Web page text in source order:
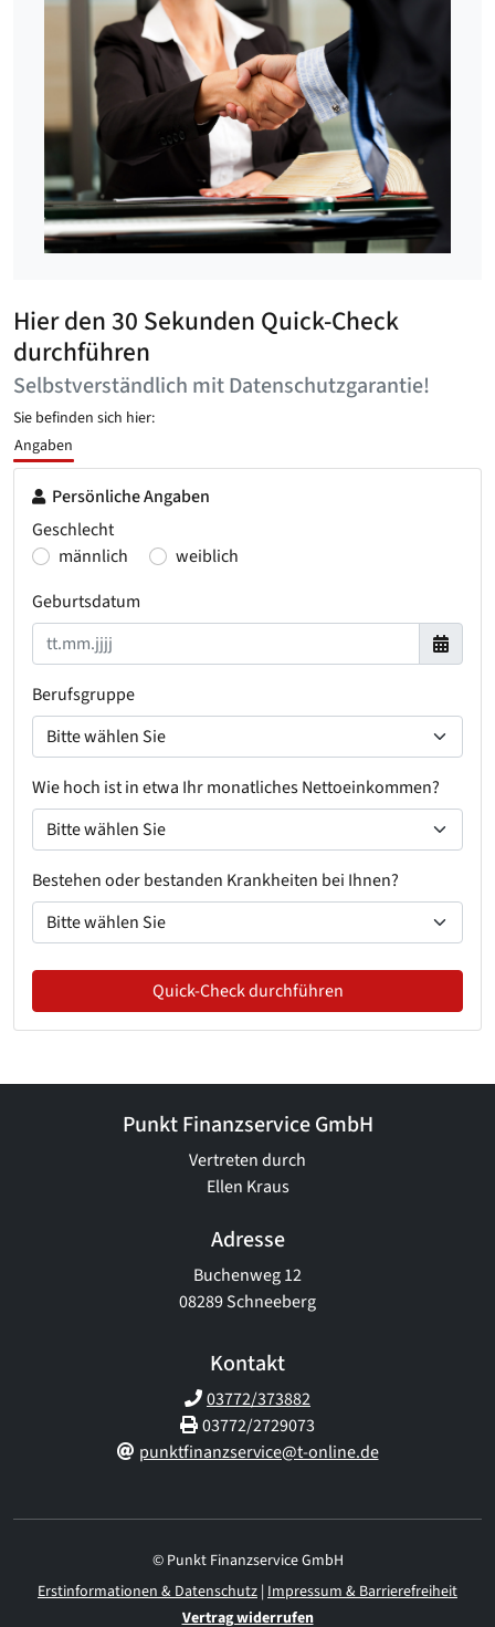
Hier den 30 Sekunden Quick-Check
durchführen
Selbstverständlich mit Datenschutzgarantie!
Sie befinden sich hier:
Angaben
Persönliche Angaben
Geschlecht
männlich
weiblich
Geburtsdatum
Berufsgruppe
Wie hoch ist in etwa Ihr monatliches Nettoeinkommen?
Bestehen oder bestanden Krankheiten bei Ihnen?
Quick-Check durchführen
Punkt Finanzservice GmbH
Vertreten durch
Ellen Kraus
Adresse
Buchenweg 12
08289 Schneeberg
Kontakt
03772/373882
03772/2729073
punktfinanzservice@t-online.de
© Punkt Finanzservice GmbH
Erstinformationen & Datenschutz | Impressum & Barrierefreiheit
Vertrag widerrufen